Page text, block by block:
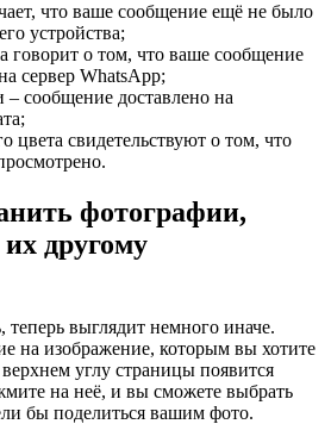
что ваше сообщение ещё не было
устройства;
говорит о том, что ваше сообщение
сервер WhatsApp;
– сообщение доставлено на
цвета свидетельствуют о том, что
фотографии,
другому
теперь выглядит немного иначе.
на изображение, которым вы хотите
углу страницы появится
на неё, и вы сможете выбрать
бы поделиться вашим фото.